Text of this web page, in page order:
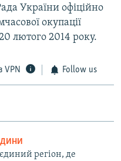
України офіційно
окупації
лютого 2014 року.
VPN Follow us
регіон, де